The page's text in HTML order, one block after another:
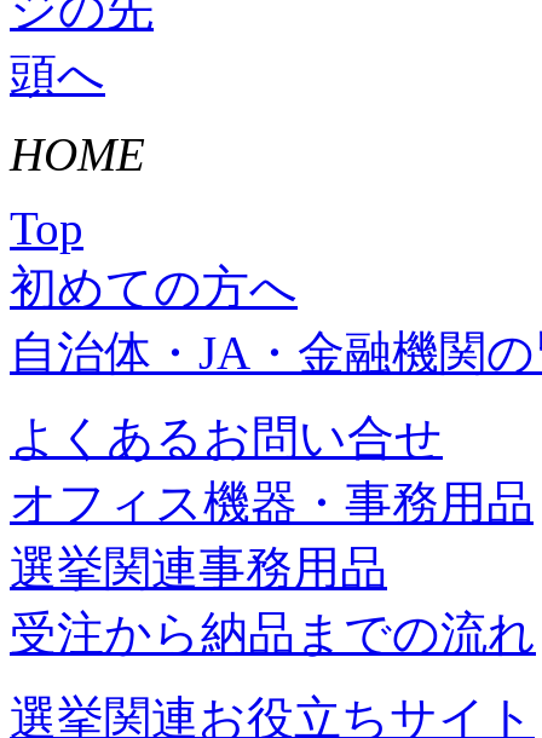
HOME
Top
初めての方へ
自治体・JA・金融機関
よくあるお問い合せ
オフィス機器・事務用品
選挙関連事務用品
受注から納品までの流れ
選挙関連お役立ちサイト